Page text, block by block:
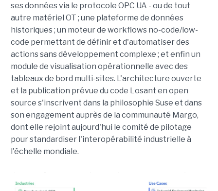
ses données via le protocole OPC UA - ou de tout
autre matériel OT ; une plateforme de données
historiques ; un moteur de workflows no-code/low-
code permettant de définir et d'automatiser des
actions sans développement complexe ; et enfin un
module de visualisation opérationnelle avec des
tableaux de bord multi-sites. L'architecture ouverte
et la publication prévue du code Losant en open
source s'inscrivent dans la philosophie Suse et dans
son engagement auprès de la communauté Margo,
dont elle rejoint aujourd'hui le comité de pilotage
pour standardiser l'interopérabilité industrielle à
l'échelle mondiale.